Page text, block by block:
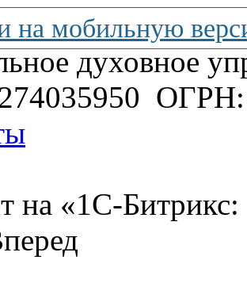
на мобильную
духовное
ОГРН:
на «1С-